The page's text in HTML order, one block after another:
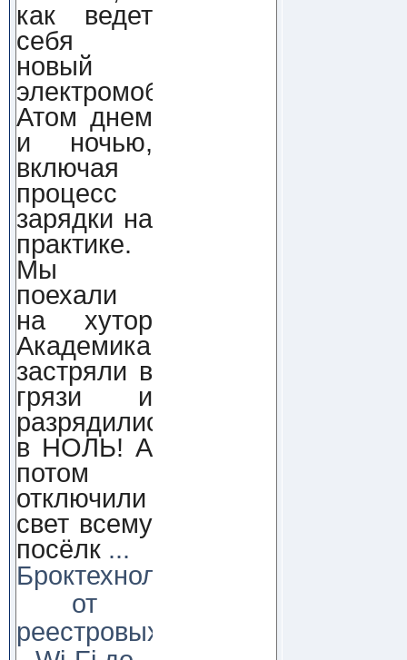
как ведет
себя
новый
электромобиль
Атом днем
и ночью,
включая
процесс
зарядки на
практике.
Мы
поехали
на хутор
Академика,
застряли в
грязи и
разрядились
в НОЛЬ! А
потом
отключили
свет всему
посёлк ...
Броктехнолоджи:
от
реестровых